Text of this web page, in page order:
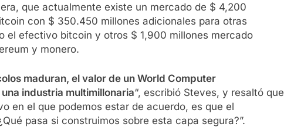
que actualmente existe un mercado de $ 4,200
con $ 350.450 millones adicionales para otras
el efectivo bitcoin y otros $ 1,900 millones mercado
y monero.
maduran, el valor de un World Computer
industria multimillonaria“, escribió Steves, y resaltó que
en el que podemos estar de acuerdo, es que el
pasa si construimos sobre esta capa segura?”.